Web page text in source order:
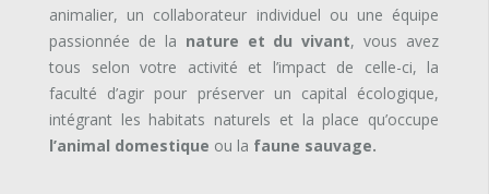
animalier, un collaborateur individuel ou une équipe
passionnée de la nature et du vivant, vous avez
tous selon votre activité et l’impact de celle-ci, la
faculté d’agir pour préserver un capital écologique,
intégrant les habitats naturels et la place qu’occupe
l’animal domestique ou la faune sauvage.